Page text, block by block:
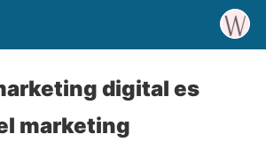
digital es
marketing